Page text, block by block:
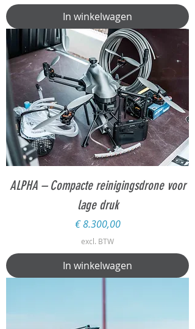
In winkelwagen
ALPHA – Compacte reinigingsdrone voor
lage druk
Prijs
€ 8.300,00
excl. BTW
In winkelwagen